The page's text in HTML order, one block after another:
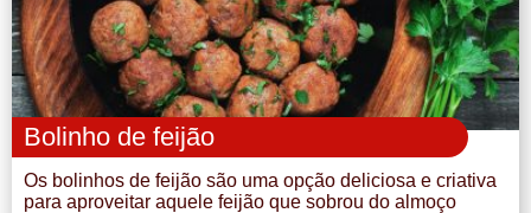
Bolinho de feijão
Os bolinhos de feijão são uma opção deliciosa e criativa
para aproveitar aquele feijão que sobrou do almoço